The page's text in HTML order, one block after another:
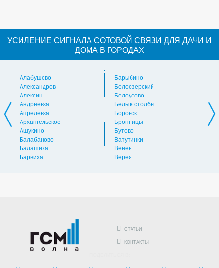
УСИЛЕНИЕ СИГНАЛА СОТОВОЙ СВЯЗИ ДЛЯ ДАЧИ И
ДОМА В ГОРОДАХ
Алабушево
Александров
Алексин
Андреевка
Апрелевка
Архангельское
Ашукино
Балабаново
Балашиха
Барвиха
Барыбино
Белоозерский
Белоусово
Белые столбы
Боровск
Бронницы
Бутово
Ватутинки
Венев
Верея
СТАТЬИ
КОНТАКТЫ